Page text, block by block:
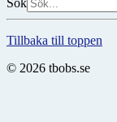
Sök
Tillbaka till toppen
© 2026 tbobs.se